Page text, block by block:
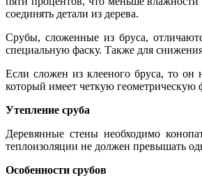
соединять детали из дерева.
Срубы, сложенные из бруса,
специальную фаску. Также для
Если сложен из клееного бруса, то он
который имеет четкую
Утепление сруба
Деревянные стены необходимо
теплоизоляции не должен превышать
Особенности срубов